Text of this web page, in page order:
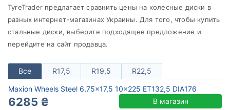
TyreTrader предлагает сравнить цены на колесные диски в
разных интернет-магазинах Украины. Для того, чтобы купить
cтальные диски, выберите подходящее предложение и
перейдите на сайт продавца.
Все R17,5 R19,5 R22,5
Maxion Wheels Steel 6,75x17,5 10x225 ET132,5 DIA176
6285 ₴ В магазин
Ступица (dia)
от до
Maxion Wheels
Все бренды
Тип диска